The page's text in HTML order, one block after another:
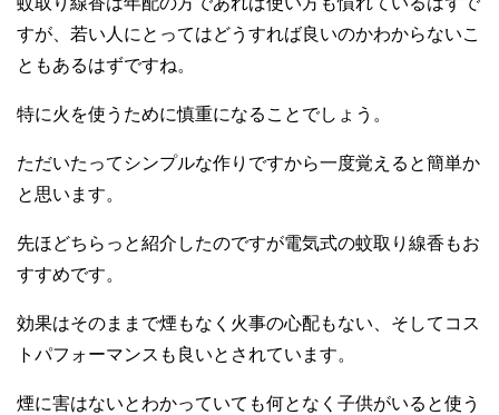
すが、若い人にとってはどうすれば良いのかわからないこ
ともあるはずですね。
特に火を使うために慎重になることでしょう。
ただいたってシンプルな作りですから一度覚えると簡単か
と思います。
先ほどちらっと紹介したのですが電気式の蚊取り線香もお
すすめです。
効果はそのままで煙もなく火事の心配もない、そしてコス
トパフォーマンスも良いとされています。
煙に害はないとわかっていても何となく子供がいると使う